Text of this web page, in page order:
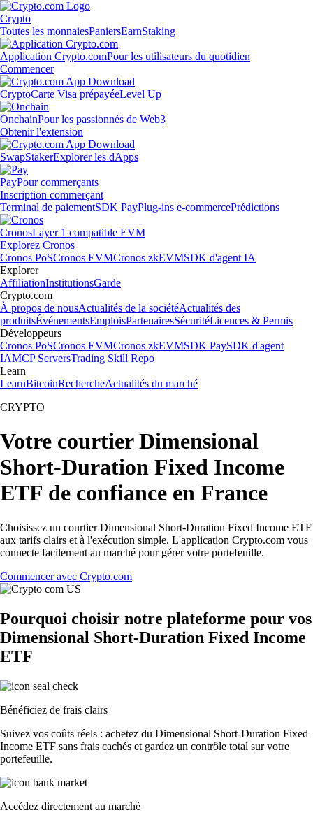
Crypto
Toutes les monnaiesPaniersEarnStaking
Application Crypto.comPour les utilisateurs du quotidien
Commencer
CryptoCarte Visa prépayéeLevel Up
OnchainPour les passionnés de Web3
Obtenir l'extension
SwapStakerExplorer les dApps
PayPour commerçants
Inscription commerçant
Terminal de paiementSDK PayPlug-ins e-commercePrédictions
CronosLayer 1 compatible EVM
Explorez Cronos
Cronos PoSCronos EVMCronos zkEVMSDK d'agent IA
Explorer
AffiliationInstitutionsGarde
Crypto.com
À propos de nousActualités de la sociétéActualités des
produitsÉvénementsEmploisPartenairesSécuritéLicences & Permis
Développeurs
Cronos PoSCronos EVMCronos zkEVMSDK PaySDK d'agent
IAMCP ServersTrading Skill Repo
Learn
LearnBitcoinRechercheActualités du marché
CRYPTO
Votre courtier Dimensional
Short-Duration Fixed Income
ETF de confiance en France
Choisissez un courtier Dimensional Short-Duration Fixed Income ETF
aux tarifs clairs et à l'exécution simple. L'application Crypto.com vous
connecte facilement au marché pour gérer votre portefeuille.
Commencer avec Crypto.com
Pourquoi choisir notre plateforme pour vos
Dimensional Short-Duration Fixed Income
ETF
Bénéficiez de frais clairs
Suivez vos coûts réels : achetez du Dimensional Short-Duration Fixed
Income ETF sans frais cachés et gardez un contrôle total sur votre
portefeuille.
Accédez directement au marché